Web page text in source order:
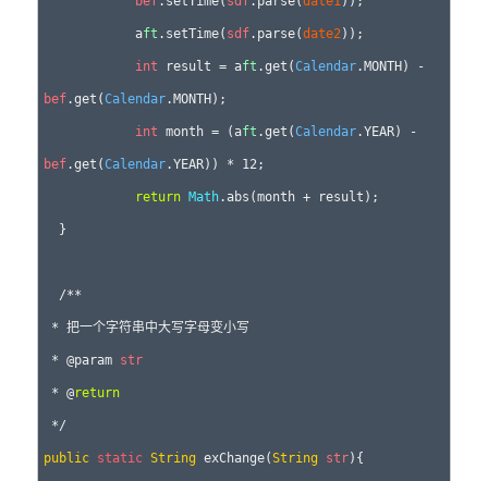
            a
ft .setTime( sdf.parse(date2 ));
int result = aft .get(Calendar
bef.get(Calendar.MONTH);
int month = (aft .get(Calendar
bef.get(Calendar.YEAR)) * 12;
return Math.abs(month + result);
* @param str
* @return
public static String exChange(String str){